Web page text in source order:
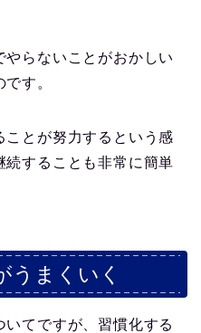
やらないことがおかしい
です。
ことが努力するという感
することも非常に簡単
うまくいく
てですが、習慣化する